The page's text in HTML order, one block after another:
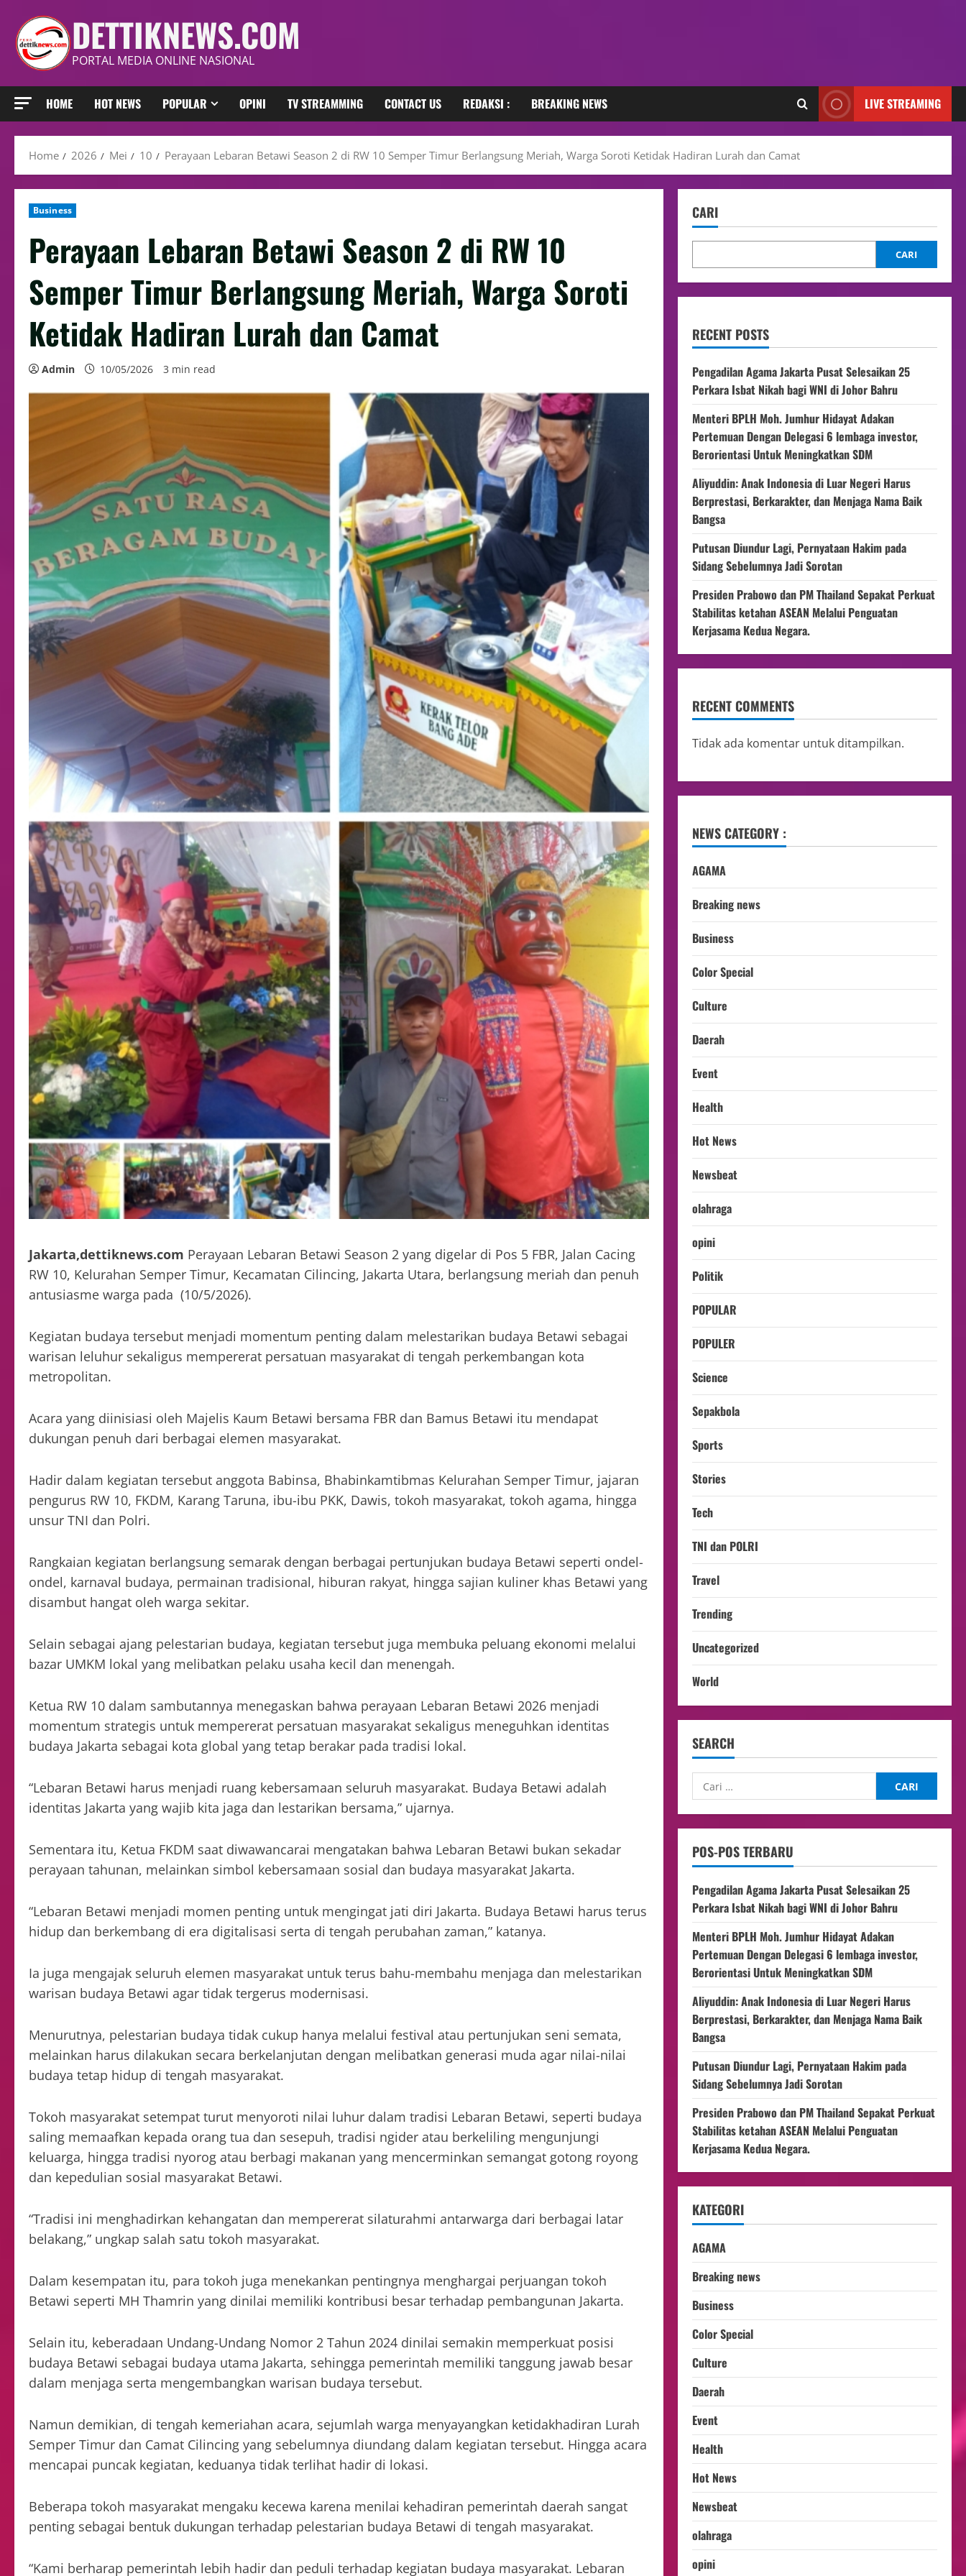
DETTIKNEWS.COM
PORTAL MEDIA ONLINE NASIONAL
HOME HOT NEWS POPULAR OPINI TV STREAMMING CONTACT US REDAKSI : BREAKING NEWS LIVE STREAMING
Home 2026 Mei 10 Perayaan Lebaran Betawi Season 2 di RW 10 Semper Timur Berlangsung Meriah, Warga Soroti Ketidak Hadiran Lurah dan Camat
Business
Perayaan Lebaran Betawi Season 2 di RW 10
Semper Timur Berlangsung Meriah, Warga Soroti
Ketidak Hadiran Lurah dan Camat
Admin 10/05/2026 3 min read
Jakarta,dettiknews.com Perayaan Lebaran Betawi Season 2 yang digelar di Pos 5 FBR, Jalan Cacing
RW 10, Kelurahan Semper Timur, Kecamatan Cilincing, Jakarta Utara, berlangsung meriah dan penuh
antusiasme warga pada (10/5/2026).
Kegiatan budaya tersebut menjadi momentum penting dalam melestarikan budaya Betawi sebagai
warisan leluhur sekaligus mempererat persatuan masyarakat di tengah perkembangan kota
metropolitan.
Acara yang diinisiasi oleh Majelis Kaum Betawi bersama FBR dan Bamus Betawi itu mendapat
dukungan penuh dari berbagai elemen masyarakat.
Hadir dalam kegiatan tersebut anggota Babinsa, Bhabinkamtibmas Kelurahan Semper Timur, jajaran
pengurus RW 10, FKDM, Karang Taruna, ibu-ibu PKK, Dawis, tokoh masyarakat, tokoh agama, hingga
unsur TNI dan Polri.
Rangkaian kegiatan berlangsung semarak dengan berbagai pertunjukan budaya Betawi seperti ondel-
ondel, karnaval budaya, permainan tradisional, hiburan rakyat, hingga sajian kuliner khas Betawi yang
disambut hangat oleh warga sekitar.
Selain sebagai ajang pelestarian budaya, kegiatan tersebut juga membuka peluang ekonomi melalui
bazar UMKM lokal yang melibatkan pelaku usaha kecil dan menengah.
Ketua RW 10 dalam sambutannya menegaskan bahwa perayaan Lebaran Betawi 2026 menjadi
momentum strategis untuk mempererat persatuan masyarakat sekaligus meneguhkan identitas
budaya Jakarta sebagai kota global yang tetap berakar pada tradisi lokal.
“Lebaran Betawi harus menjadi ruang kebersamaan seluruh masyarakat. Budaya Betawi adalah
identitas Jakarta yang wajib kita jaga dan lestarikan bersama,” ujarnya.
Sementara itu, Ketua FKDM saat diwawancarai mengatakan bahwa Lebaran Betawi bukan sekadar
perayaan tahunan, melainkan simbol kebersamaan sosial dan budaya masyarakat Jakarta.
“Lebaran Betawi menjadi momen penting untuk mengingat jati diri Jakarta. Budaya Betawi harus terus
hidup dan berkembang di era digitalisasi serta di tengah perubahan zaman,” katanya.
Ia juga mengajak seluruh elemen masyarakat untuk terus bahu-membahu menjaga dan melestarikan
warisan budaya Betawi agar tidak tergerus modernisasi.
Menurutnya, pelestarian budaya tidak cukup hanya melalui festival atau pertunjukan seni semata,
melainkan harus dilakukan secara berkelanjutan dengan melibatkan generasi muda agar nilai-nilai
budaya tetap hidup di tengah masyarakat.
Tokoh masyarakat setempat turut menyoroti nilai luhur dalam tradisi Lebaran Betawi, seperti budaya
saling memaafkan kepada orang tua dan sesepuh, tradisi ngider atau berkeliling mengunjungi
keluarga, hingga tradisi nyorog atau berbagi makanan yang mencerminkan semangat gotong royong
dan kepedulian sosial masyarakat Betawi.
“Tradisi ini menghadirkan kehangatan dan mempererat silaturahmi antarwarga dari berbagai latar
belakang,” ungkap salah satu tokoh masyarakat.
Dalam kesempatan itu, para tokoh juga menekankan pentingnya menghargai perjuangan tokoh
Betawi seperti MH Thamrin yang dinilai memiliki kontribusi besar terhadap pembangunan Jakarta.
Selain itu, keberadaan Undang-Undang Nomor 2 Tahun 2024 dinilai semakin memperkuat posisi
budaya Betawi sebagai budaya utama Jakarta, sehingga pemerintah memiliki tanggung jawab besar
dalam menjaga serta mengembangkan warisan budaya tersebut.
Namun demikian, di tengah kemeriahan acara, sejumlah warga menyayangkan ketidakhadiran Lurah
Semper Timur dan Camat Cilincing yang sebelumnya diundang dalam kegiatan tersebut. Hingga acara
mencapai puncak kegiatan, keduanya tidak terlihat hadir di lokasi.
Beberapa tokoh masyarakat mengaku kecewa karena menilai kehadiran pemerintah daerah sangat
penting sebagai bentuk dukungan terhadap pelestarian budaya Betawi di tengah masyarakat.
“Kami berharap pemerintah lebih hadir dan peduli terhadap kegiatan budaya masyarakat. Lebaran
CARI
CARI
RECENT POSTS
Pengadilan Agama Jakarta Pusat Selesaikan 25
Perkara Isbat Nikah bagi WNI di Johor Bahru
Menteri BPLH Moh. Jumhur Hidayat Adakan
Pertemuan Dengan Delegasi 6 lembaga investor,
Berorientasi Untuk Meningkatkan SDM
Aliyuddin: Anak Indonesia di Luar Negeri Harus
Berprestasi, Berkarakter, dan Menjaga Nama Baik
Bangsa
Putusan Diundur Lagi, Pernyataan Hakim pada
Sidang Sebelumnya Jadi Sorotan
Presiden Prabowo dan PM Thailand Sepakat Perkuat
Stabilitas ketahan ASEAN Melalui Penguatan
Kerjasama Kedua Negara.
RECENT COMMENTS
Tidak ada komentar untuk ditampilkan.
NEWS CATEGORY :
AGAMA
Breaking news
Business
Color Special
Culture
Daerah
Event
Health
Hot News
Newsbeat
olahraga
opini
Politik
POPULAR
POPULER
Science
Sepakbola
Sports
Stories
Tech
TNI dan POLRI
Travel
Trending
Uncategorized
World
SEARCH
POS-POS TERBARU
Pengadilan Agama Jakarta Pusat Selesaikan 25
Perkara Isbat Nikah bagi WNI di Johor Bahru
Menteri BPLH Moh. Jumhur Hidayat Adakan
Pertemuan Dengan Delegasi 6 lembaga investor,
Berorientasi Untuk Meningkatkan SDM
Aliyuddin: Anak Indonesia di Luar Negeri Harus
Berprestasi, Berkarakter, dan Menjaga Nama Baik
Bangsa
Putusan Diundur Lagi, Pernyataan Hakim pada
Sidang Sebelumnya Jadi Sorotan
Presiden Prabowo dan PM Thailand Sepakat Perkuat
Stabilitas ketahan ASEAN Melalui Penguatan
Kerjasama Kedua Negara.
KATEGORI
AGAMA
Breaking news
Business
Color Special
Culture
Daerah
Event
Health
Hot News
Newsbeat
olahraga
opini